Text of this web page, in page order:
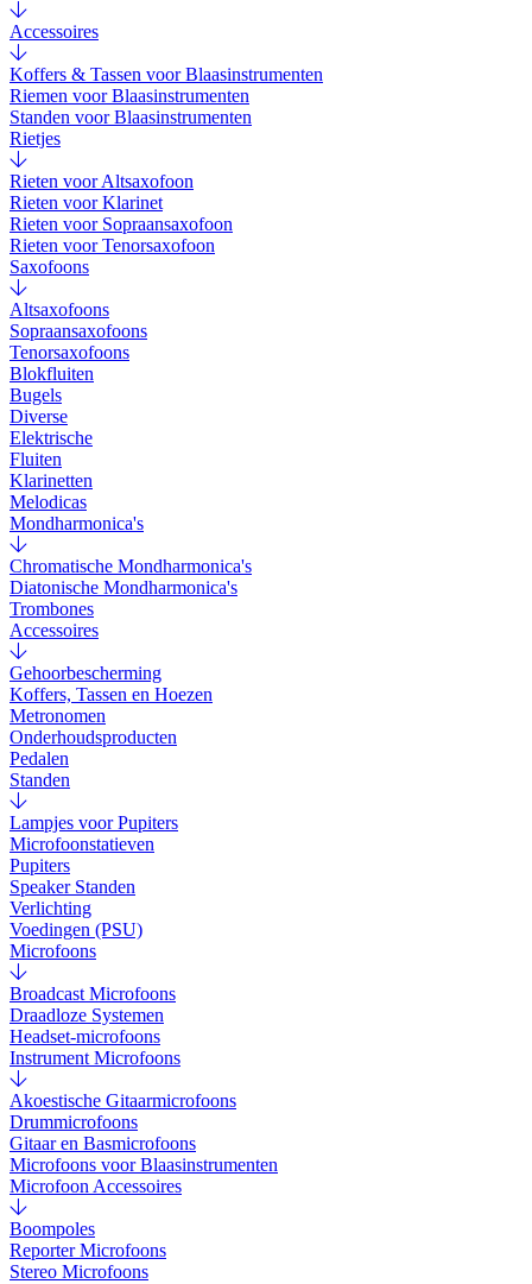
Accessoires
Koffers & Tassen voor Blaasinstrumenten
Riemen voor Blaasinstrumenten
Standen voor Blaasinstrumenten
Rietjes
Rieten voor Altsaxofoon
Rieten voor Klarinet
Rieten voor Sopraansaxofoon
Rieten voor Tenorsaxofoon
Saxofoons
Altsaxofoons
Sopraansaxofoons
Tenorsaxofoons
Blokfluiten
Bugels
Diverse
Elektrische
Fluiten
Klarinetten
Melodicas
Mondharmonica's
Chromatische Mondharmonica's
Diatonische Mondharmonica's
Trombones
Accessoires
Gehoorbescherming
Koffers, Tassen en Hoezen
Metronomen
Onderhoudsproducten
Pedalen
Standen
Lampjes voor Pupiters
Microfoonstatieven
Pupiters
Speaker Standen
Verlichting
Voedingen (PSU)
Microfoons
Broadcast Microfoons
Draadloze Systemen
Headset-microfoons
Instrument Microfoons
Akoestische Gitaarmicrofoons
Drummicrofoons
Gitaar en Basmicrofoons
Microfoons voor Blaasinstrumenten
Microfoon Accessoires
Boompoles
Reporter Microfoons
Stereo Microfoons